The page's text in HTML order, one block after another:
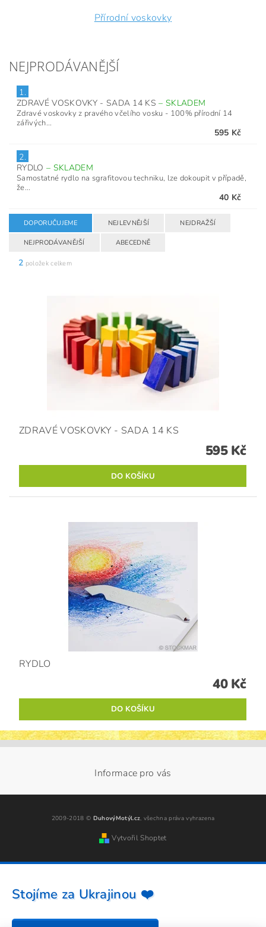
Přírodní voskovky
NEJPRODÁVANĚJŠÍ
1.
ZDRAVÉ VOSKOVKY - SADA 14 KS–SKLADEM
Zdravé voskovky z pravého včelího vosku - 100% přírodní 14
zářivých...
595 Kč
2.
RYDLO– SKLADEM
Samostatné rydlo na sgrafitovou techniku, lze dokoupit v případě,
že...
40 Kč
DOPORUČUJEME NEJLEVNĚJŠÍ NEJDRAŽŠÍ
NEJPRODÁVANĚJŠÍ ABECEDNĚ
2 položek celkem
ZDRAVÉ VOSKOVKY - SADA 14 KS
595 Kč
RYDLO
40 Kč
Informace pro vás
2009-2018 © DuhovýMotýl.cz, všechna práva vyhrazena
Vytvořil Shoptet
Stojíme za Ukrajinou ❤️